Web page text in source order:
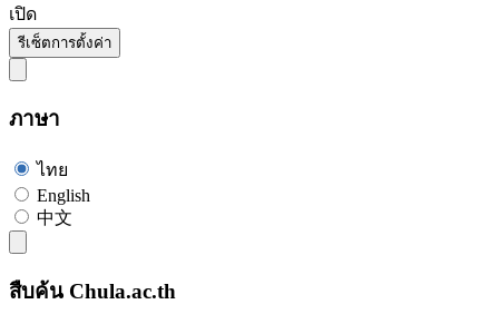
เปิด
รีเซ็ตการตั้งค่า
ภาษา
ไทย
English
中文
สืบค้น Chula.ac.th